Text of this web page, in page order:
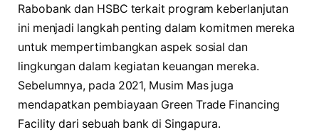
Rabobank dan HSBC terkait program keberlanjutan
ini menjadi langkah penting dalam komitmen mereka
untuk mempertimbangkan aspek sosial dan
lingkungan dalam kegiatan keuangan mereka.
Sebelumnya, pada 2021, Musim Mas juga
mendapatkan pembiayaan Green Trade Financing
Facility dari sebuah bank di Singapura.